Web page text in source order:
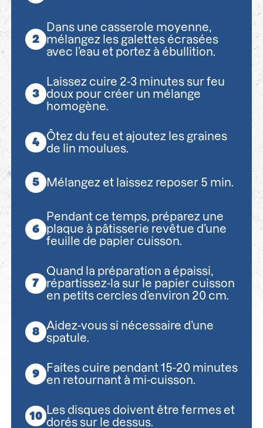
Dans une casserole moyenne,
mélangez les galettes écrasées
avec l’eau et portez à ébullition.
Laissez cuire 2-3 minutes sur feu
doux pour créer un mélange
homogène.
Ôtez du feu et ajoutez les graines
de lin moulues.
Mélangez et laissez reposer 5 min.
Pendant ce temps, préparez une
plaque à pâtisserie revêtue d’une
feuille de papier cuisson.
Quand la préparation a épaissi,
répartissez-la sur le papier cuisson
en petits cercles d’environ 20 cm.
Aidez-vous si nécessaire d’une
spatule.
Faites cuire pendant 15-20 minutes
en retournant à mi-cuisson.
Les disques doivent être fermes et
dorés sur le dessus.